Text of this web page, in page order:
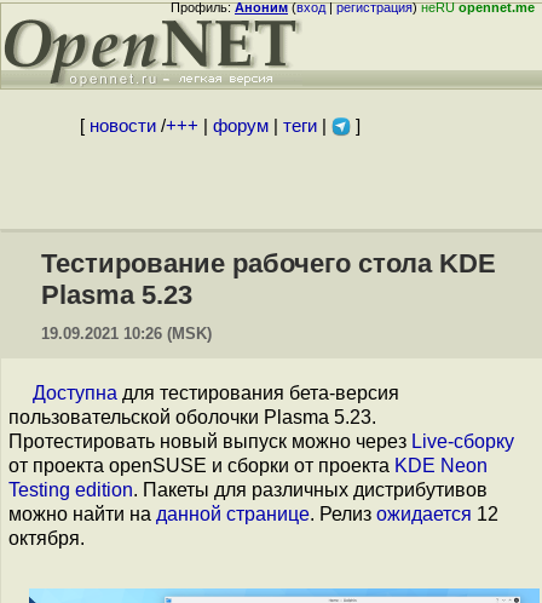
Профиль:Аноним(вход|регистрация)неRUopennet.me
[ новости/+++ форум| теги| ]
Тестирование рабочего стола KDE
Plasma 5.23
19.09.2021 10:26 (MSK)
Доступна для тестирования бета-версия
пользовательской оболочки Plasma 5.23.
Протестировать новый выпуск можно через Live-сборку
от проекта openSUSE и сборки от проекта KDE Neon
Testing edition. Пакеты для различных дистрибутивов
можно найти на данной странице. Релиз ожидается 12
октября.